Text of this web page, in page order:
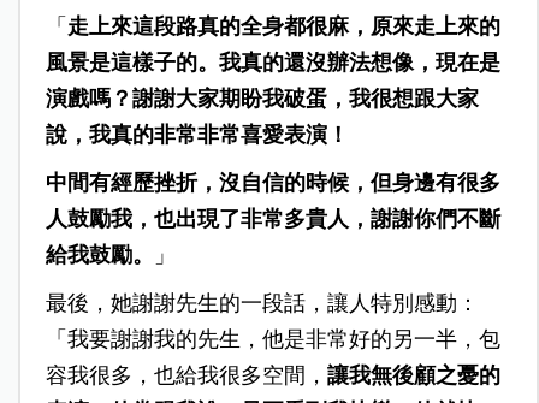
「 走上來這段路真的全身都很麻，原來走上來的
風景是這樣子的。我真的還沒辦法想像，現在是
演戲嗎？謝謝大家期盼我破蛋，我很想跟大家
說，我真的非常非常喜愛表演！
中間有經歷挫折，沒自信的時候，但身邊有很多
人鼓勵我，也出現了非常多貴人，謝謝你們不斷
給我鼓勵。
」
最後，她謝謝先生的一段話，讓人特別感動：
「我要謝謝我的先生，他是非常好的另一半，包
容我很多，也給我很多空間， 讓我無後顧之憂的